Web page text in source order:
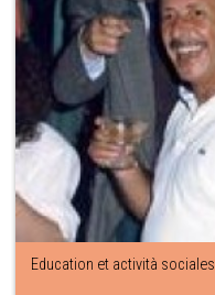
Education et actività sociales